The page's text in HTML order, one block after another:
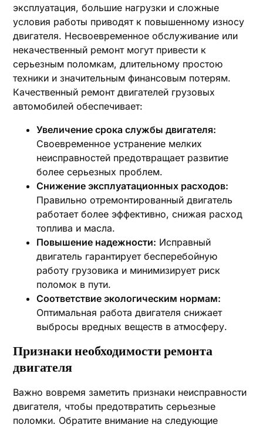
эксплуатация, большие нагрузки и сложные
условия работы приводят к повышенному износу
двигателя. Несвоевременное обслуживание или
некачественный ремонт могут привести к
серьезным поломкам, длительному простою
техники и значительным финансовым потерям.
Качественный ремонт двигателей грузовых
автомобилей обеспечивает:
Увеличение срока службы двигателя:
Своевременное устранение мелких
неисправностей предотвращает развитие
более серьезных проблем.
Снижение эксплуатационных расходов:
Правильно отремонтированный двигатель
работает более эффективно, снижая расход
топлива и масла.
Повышение надежности: Исправный
двигатель гарантирует бесперебойную
работу грузовика и минимизирует риск
поломок в пути.
Соответствие экологическим нормам:
Оптимальная работа двигателя снижает
выбросы вредных веществ в атмосферу.
Признаки необходимости ремонта
двигателя
Важно вовремя заметить признаки неисправности
двигателя, чтобы предотвратить серьезные
поломки. Обратите внимание на следующие